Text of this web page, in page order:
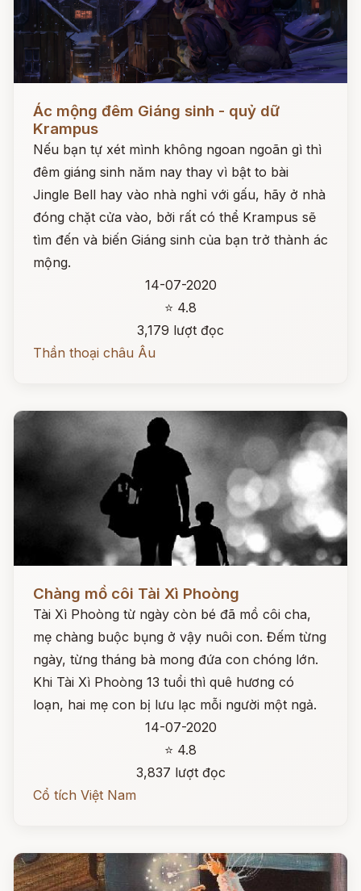
Đọc ngay
Ác mộng đêm Giáng sinh - quỷ dữ
Krampus
Nếu bạn tự xét mình không ngoan ngoãn gì thì
đêm giáng sinh năm nay thay vì bật to bài
Jingle Bell hay vào nhà nghỉ với gấu, hãy ở nhà
đóng chặt cửa vào, bởi rất có thể Krampus sẽ
tìm đến và biến Giáng sinh của bạn trở thành ác
mộng.
14-07-2020
⭐ 4.8
3,179 lượt đọc
Thần thoại châu Âu
Chàng mồ côi Tài Xì Phoòng
Tài Xì Phoòng từ ngày còn bé đã mồ côi cha,
mẹ chàng buộc bụng ở vậy nuôi con. Đếm từng
ngày, từng tháng bà mong đứa con chóng lớn.
Khi Tài Xì Phoòng 13 tuổi thì quê hương có
loạn, hai mẹ con bị lưu lạc mỗi người một ngả.
14-07-2020
⭐ 4.8
3,837 lượt đọc
Cổ tích Việt Nam